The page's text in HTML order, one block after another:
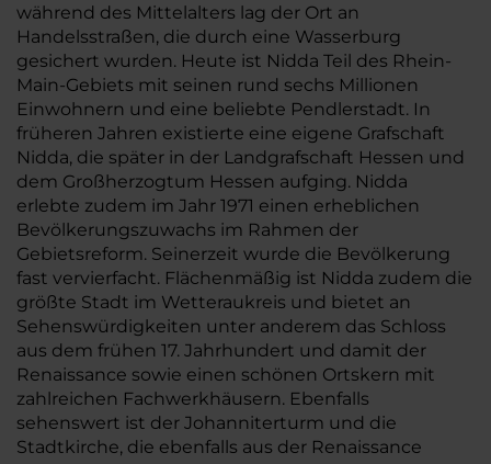
während des Mittelalters lag der Ort an
Handelsstraßen, die durch eine Wasserburg
gesichert wurden. Heute ist Nidda Teil des Rhein-
Main-Gebiets mit seinen rund sechs Millionen
Einwohnern und eine beliebte Pendlerstadt. In
früheren Jahren existierte eine eigene Grafschaft
Nidda, die später in der Landgrafschaft Hessen und
dem Großherzogtum Hessen aufging. Nidda
erlebte zudem im Jahr 1971 einen erheblichen
Bevölkerungszuwachs im Rahmen der
Gebietsreform. Seinerzeit wurde die Bevölkerung
fast vervierfacht. Flächenmäßig ist Nidda zudem die
größte Stadt im Wetteraukreis und bietet an
Sehenswürdigkeiten unter anderem das Schloss
aus dem frühen 17. Jahrhundert und damit der
Renaissance sowie einen schönen Ortskern mit
zahlreichen Fachwerkhäusern. Ebenfalls
sehenswert ist der Johanniterturm und die
Stadtkirche, die ebenfalls aus der Renaissance